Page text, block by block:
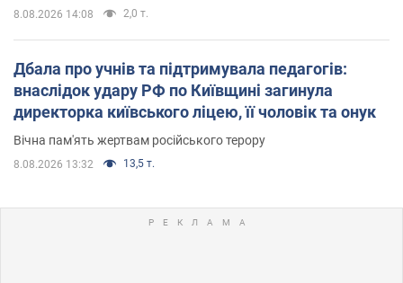
8.08.2026 14:08 2,0 т.
Дбала про учнів та підтримувала педагогів:
внаслідок удару РФ по Київщині загинула
директорка київського ліцею, її чоловік та онук
Вічна пам'ять жертвам російського терору
8.08.2026 13:32 13,5 т.